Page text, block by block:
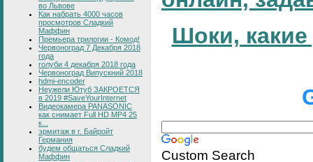
во Львове
Как набрать 4000 часов
просмотров Сладкий
Маффин
Премьера трилогии - Комод!
Червоноград 7 Декабря 2018
года
голуби 4 декабря 2018 года
Червоноград Випускний 2018
hdmi-encoder
Неужели Ютуб ЗАКРОЕТСЯ
в 2019 #SaveYourInternet
Видеокамера PANASONIC
как снимает Full HD MP4 25
к...
эрмитаж в г. Байройт
Германия
будем общаться Сладкий
Маффин
Шоки, какие
Custom Search